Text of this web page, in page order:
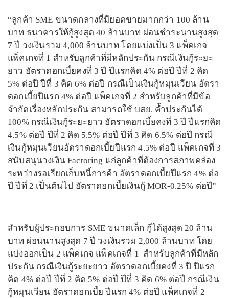
“ลูกค้า SME ขนาดกลางที่มียอดขายมากกว่า 100 ล้าน
บาท ธนาคารให้กู้สูงสุด 40 ล้านบาท ผ่อนชำระนานสูงสุด
7 ปี วงเงินรวม 4,000 ล้านบาท โดยแบ่งเป็น 3 แพ็คเกจ
แพ็คเกจที่ 1 สำหรับลูกค้าที่มีหลักประกัน กรณีเงินกู้ระยะ
ยาว อัตราดอกเบี้ยคงที่ 3 ปี ปีแรกคิด 4% ต่อปี ปีที่ 2 คิด
5% ต่อปี ปีที่ 3 คิด 6% ต่อปี กรณีเป็นเงินกู้หมุนเวียน อัตรา
ดอกเบี้ยปีแรก 4% ต่อปี แพ็คเกจที่ 2 สำหรับลูกค้าที่มีข้อ
จำกัดเรื่องหลักประกัน สามารถใช้ บสย. ค้ำประกันได้
100% กรณีเงินกู้ระยะยาว อัตราดอกเบี้ยคงที่ 3 ปี ปีแรกคิด
4.5% ต่อปี ปีที่ 2 คิด 5.5% ต่อปี ปีที่ 3 คิด 6.5% ต่อปี กรณี
เงินกู้หมุนเวียนอัตราดอกเบี้ยปีแรก 4.5% ต่อปี แพ็คเกจที่ 3
สนับสนุนวงเงิน Factoring แก่ลูกค้าที่ต้องการสภาพคล่อง
ระหว่างรอเรียกเก็บหนี้การค้า อัตราดอกเบี้ยปีแรก 4% ต่อ
ปี ปีที่ 2 เป็นต้นไป อัตราดอกเบี้ยเงินกู้ MOR-0.25% ต่อปี”
สำหรับผู้ประกอบการ SME ขนาดเล็ก กู้ได้สูงสุด 20 ล้าน
บาท ผ่อนนานสูงสุด 7 ปี วงเงินรวม 2,000 ล้านบาท โดย
แบ่งออกเป็น 2 แพ็คเกจ แพ็คเกจที่ 1 สำหรับลูกค้าที่มีหลัก
ประกัน กรณีเงินกู้ระยะยาว อัตราดอกเบี้ยคงที่ 3 ปี ปีแรก
คิด 4% ต่อปี ปีที่ 2 คิด 5% ต่อปี ปีที่ 3 คิด 6% ต่อปี กรณีเงิน
กู้หมุนเวียน อัตราดอกเบี้ย ปีแรก 4% ต่อปี แพ็คเกจที่ 2